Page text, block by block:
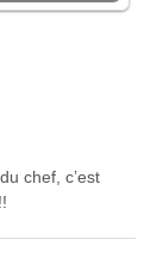
chef, c’est